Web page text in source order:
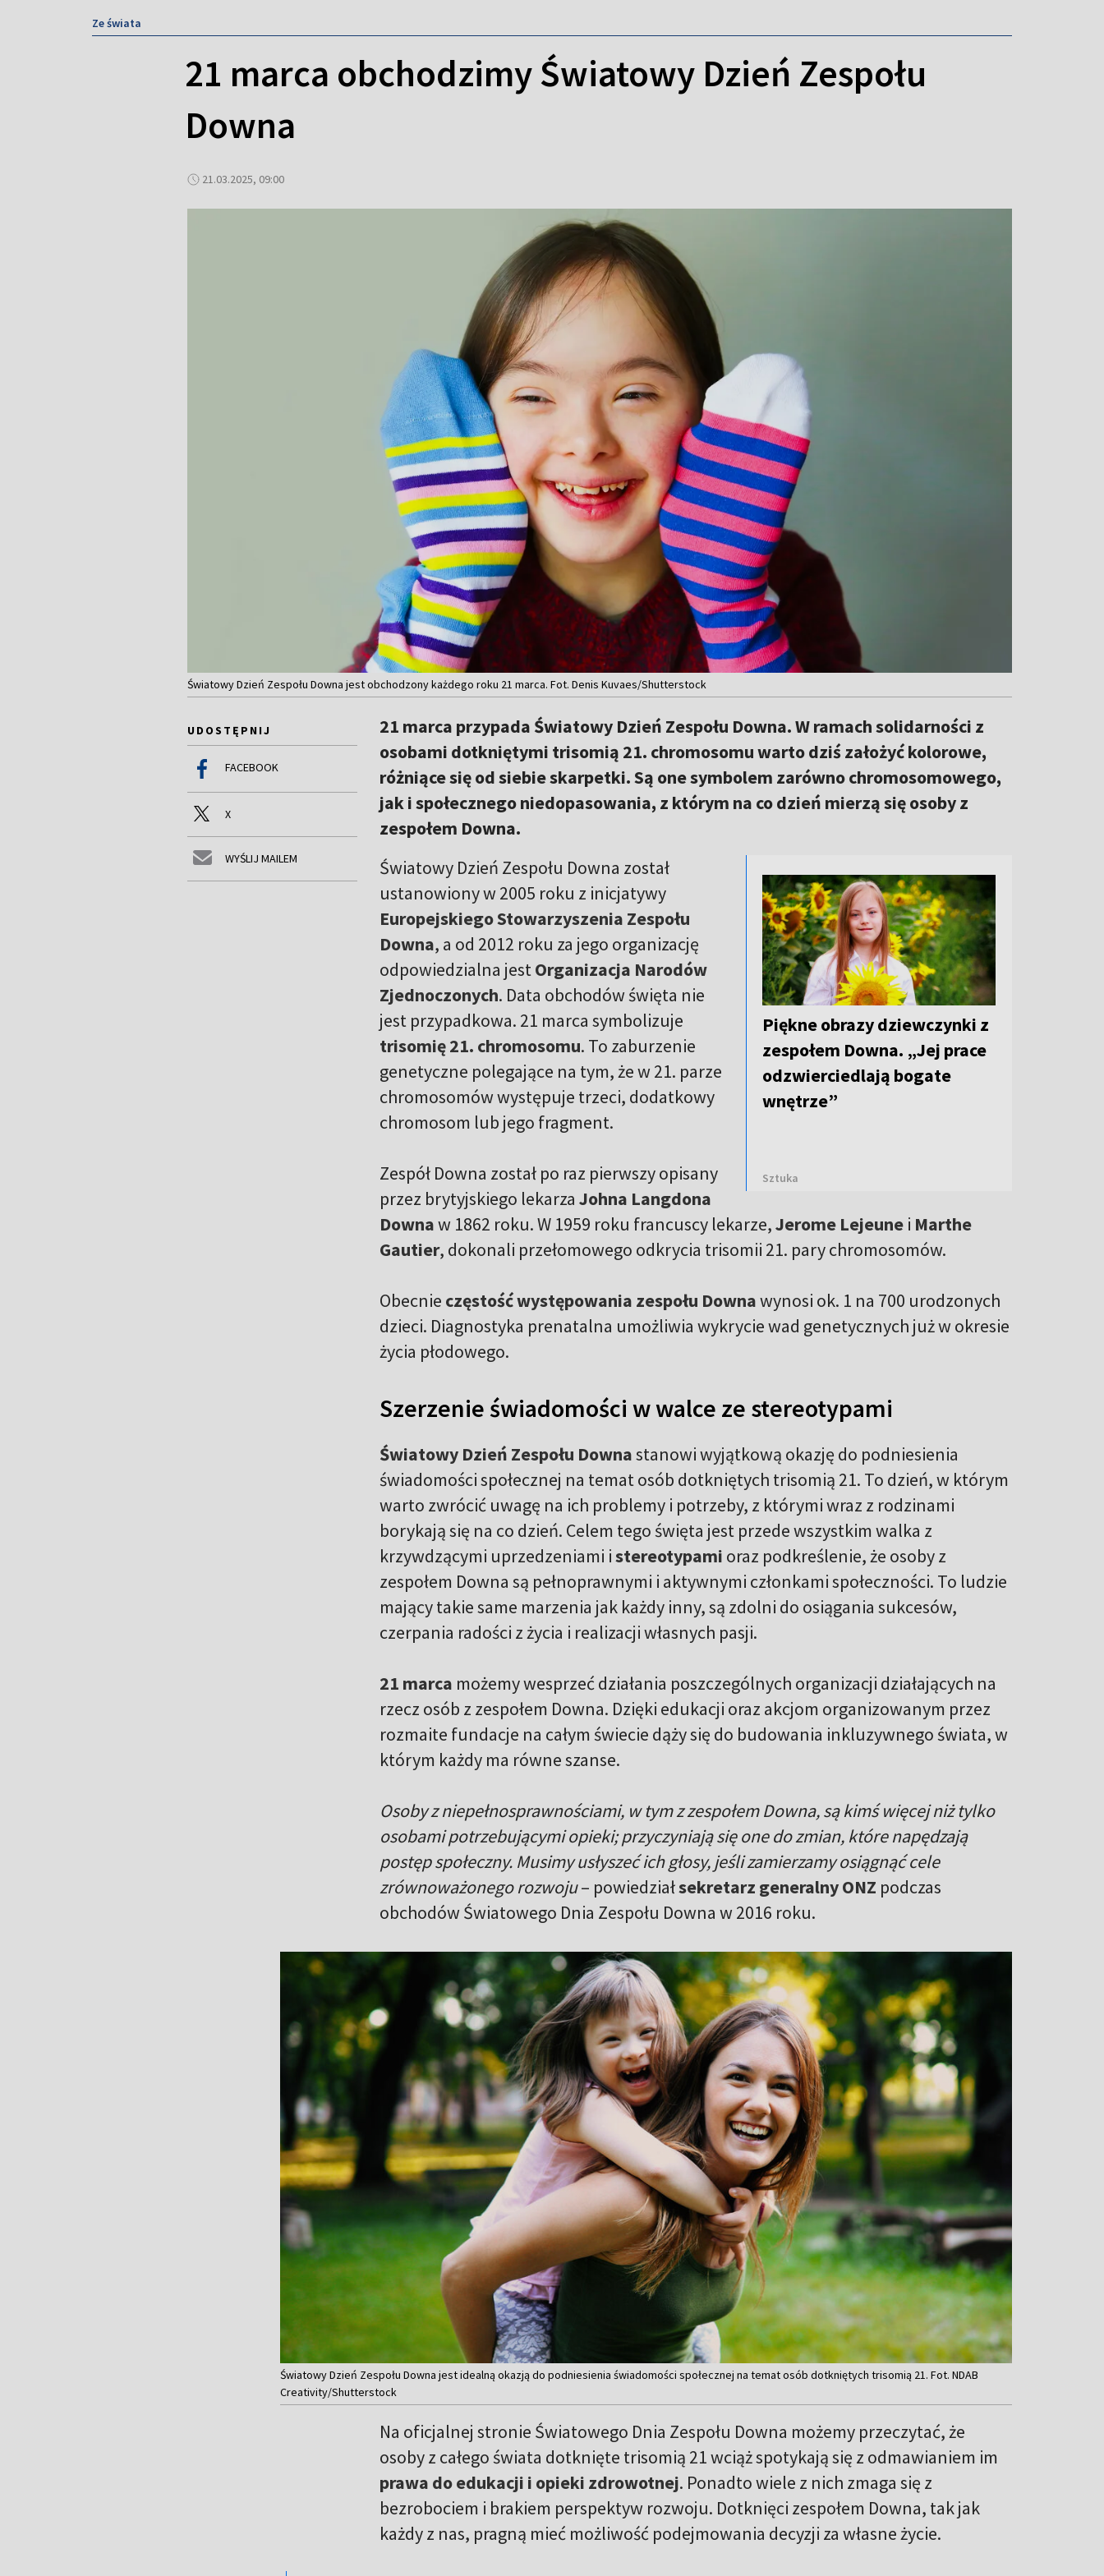
Ze świata
21 marca obchodzimy Światowy Dzień Zespołu
Downa
21.03.2025, 09:00
Światowy Dzień Zespołu Downa jest obchodzony każdego roku 21 marca. Fot. Denis Kuvaes/Shutterstock
UDOSTĘPNIJ
FACEBOOK
X
WYŚLIJ MAILEM
21 marca przypada Światowy Dzień Zespołu Downa. W ramach solidarności z
osobami dotkniętymi trisomią 21. chromosomu warto dziś założyć kolorowe,
różniące się od siebie skarpetki. Są one symbolem zarówno chromosomowego,
jak i społecznego niedopasowania, z którym na co dzień mierzą się osoby z
zespołem Downa.
Piękne obrazy dziewczynki z
zespołem Downa. „Jej prace
odzwierciedlają bogate
wnętrze”
Sztuka
Światowy Dzień Zespołu Downa został
ustanowiony w 2005 roku z inicjatywy
Europejskiego Stowarzyszenia Zespołu
Downa, a od 2012 roku za jego organizację
odpowiedzialna jestOrganizacja Narodów
Zjednoczonych. Data obchodów święta nie
jest przypadkowa. 21 marca symbolizuje
trisomię 21. chromosomu. To zaburzenie
genetyczne polegające na tym, że w 21. parze
chromosomów występuje trzeci, dodatkowy
chromosom lub jego fragment.
Zespół Downa został po raz pierwszy opisany
przez brytyjskiego lekarza Johna Langdona
Downaw 1862 roku. W 1959 roku francuscy lekarze,Jerome Lejeune i Marthe
Gautier, dokonali przełomowego odkrycia trisomii 21. pary chromosomów.
Obecnie częstość występowania zespołu Downawynosi ok. 1 na 700 urodzonych
dzieci. Diagnostyka prenatalna umożliwia wykrycie wad genetycznych już w okresie
życia płodowego.
Szerzenie świadomości w walce ze stereotypami
Światowy Dzień Zespołu Downastanowi wyjątkową okazję do podniesienia
świadomości społecznej na temat osób dotkniętych trisomią 21. To dzień, w którym
warto zwrócić uwagę na ich problemy i potrzeby, z którymi wraz z rodzinami
borykają się na co dzień. Celem tego święta jest przede wszystkim walka z
krzywdzącymi uprzedzeniami istereotypami oraz podkreślenie, że osoby z
zespołem Downa są pełnoprawnymi i aktywnymi członkami społeczności. To ludzie
mający takie same marzenia jak każdy inny, są zdolni do osiągania sukcesów,
czerpania radości z życia i realizacji własnych pasji.
21 marca możemy wesprzeć działania poszczególnych organizacji działających na
rzecz osób z zespołem Downa. Dzięki edukacji oraz akcjom organizowanym przez
rozmaite fundacje na całym świecie dąży się do budowania inkluzywnego świata, w
którym każdy ma równe szanse.
Osoby z niepełnosprawnościami, w tym z zespołem Downa, są kimś więcej niż tylko
osobami potrzebującymi opieki; przyczyniają się one do zmian, które napędzają
postęp społeczny. Musimy usłyszeć ich głosy, jeśli zamierzamy osiągnąć cele
zrównoważonego rozwoju– powiedziałsekretarz generalny ONZ podczas
obchodów Światowego Dnia Zespołu Downa w 2016 roku.
Światowy Dzień Zespołu Downa jest idealną okazją do podniesienia świadomości społecznej na temat osób dotkniętych trisomią 21. Fot. NDAB
Creativity/Shutterstock
Na oficjalnej stronie Światowego Dnia Zespołu Downa możemy przeczytać, że
osoby z całego świata dotknięte trisomią 21 wciąż spotykają się z odmawianiem im
prawa do edukacji i opieki zdrowotnej. Ponadto wiele z nich zmaga się z
bezrobociem i brakiem perspektyw rozwoju. Dotknięci zespołem Downa, tak jak
każdy z nas, pragną mieć możliwość podejmowania decyzji za własne życie.